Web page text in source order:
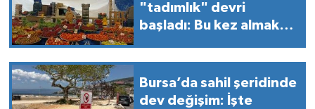
"tadımlık" devri
başladı: Bu kez almak
Bursa’da sahil şeridinde
dev değişim: İşte